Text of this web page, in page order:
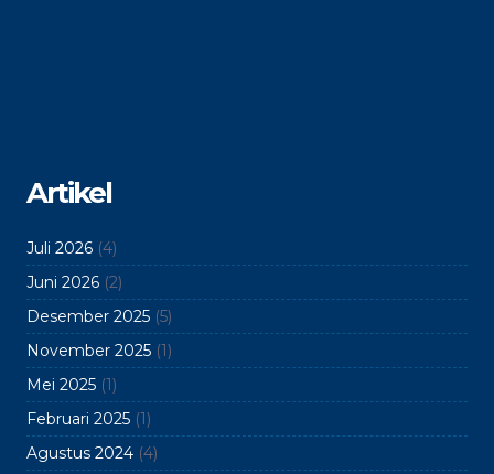
Artikel
Juli 2026 (4)
Juni 2026 (2)
Desember 2025 (5)
November 2025 (1)
Mei 2025 (1)
Februari 2025 (1)
Agustus 2024 (4)